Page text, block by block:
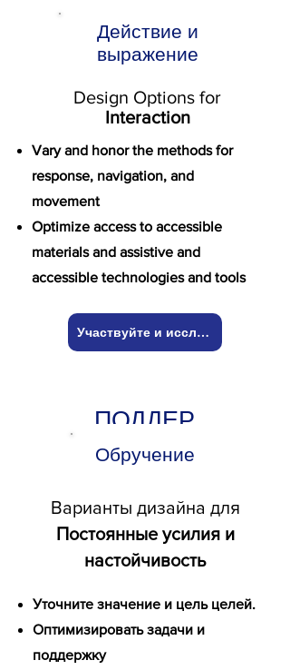
Действие и
выражение
Design Options for
Interaction
Vary and honor the methods for
response, navigation, and
movement
Optimize access to accessible
materials and assistive and
accessible technologies and tools
Участвуйте и исследуйте!
ПОДДЕР
ЖИВАТЬ
Обручение
Варианты дизайна для
Постоянные усилия и
настойчивость
Уточните значение и цель целей.
Оптимизировать задачи и
поддержку